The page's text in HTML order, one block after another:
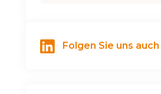
Folgen Sie uns